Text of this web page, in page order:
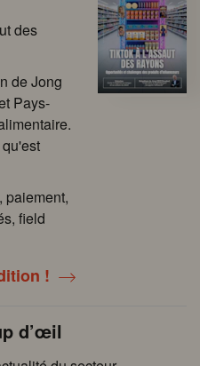
des
de Jong
Pays-
paiement,
field
!
d’œil